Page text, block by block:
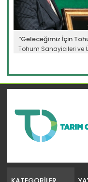
“Geleceğimiz İçin
Tohum Sanayicileri ve
Devamını Oku ->